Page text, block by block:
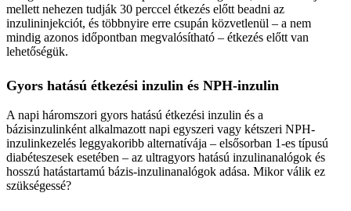
mellett nehezen tudják 30 perccel étkezés előtt beadni az
inzulininjekciót, és többnyire erre csupán közvetlenül – a nem
mindig azonos időpontban megvalósítható – étkezés előtt van
lehetőségük.
Gyors hatású étkezési inzulin és NPH-inzulin
A napi háromszori gyors hatású étkezési inzulin és a
bázisinzulinként alkalmazott napi egyszeri vagy kétszeri NPH-
inzulinkezelés leggyakoribb alternatívája – elsősorban 1-es típusú
diabéteszesek esetében – az ultragyors hatású inzulinanalógok és
hosszú hatástartamú bázis-inzulinanalógok adása. Mikor válik ez
szükségessé?